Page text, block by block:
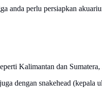
anda perlu persiapkan
Kalimantan dan Sumatera,
dengan snakehead (kepala